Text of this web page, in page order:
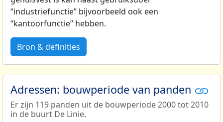
“industriefunctie” bijvoorbeeld ook een
“kantoorfunctie” hebben.
Bron & definities
Adressen: bouwperiode van panden
Er zijn 119 panden uit de bouwperiode 2000 tot 2010
in de buurt De Linie.